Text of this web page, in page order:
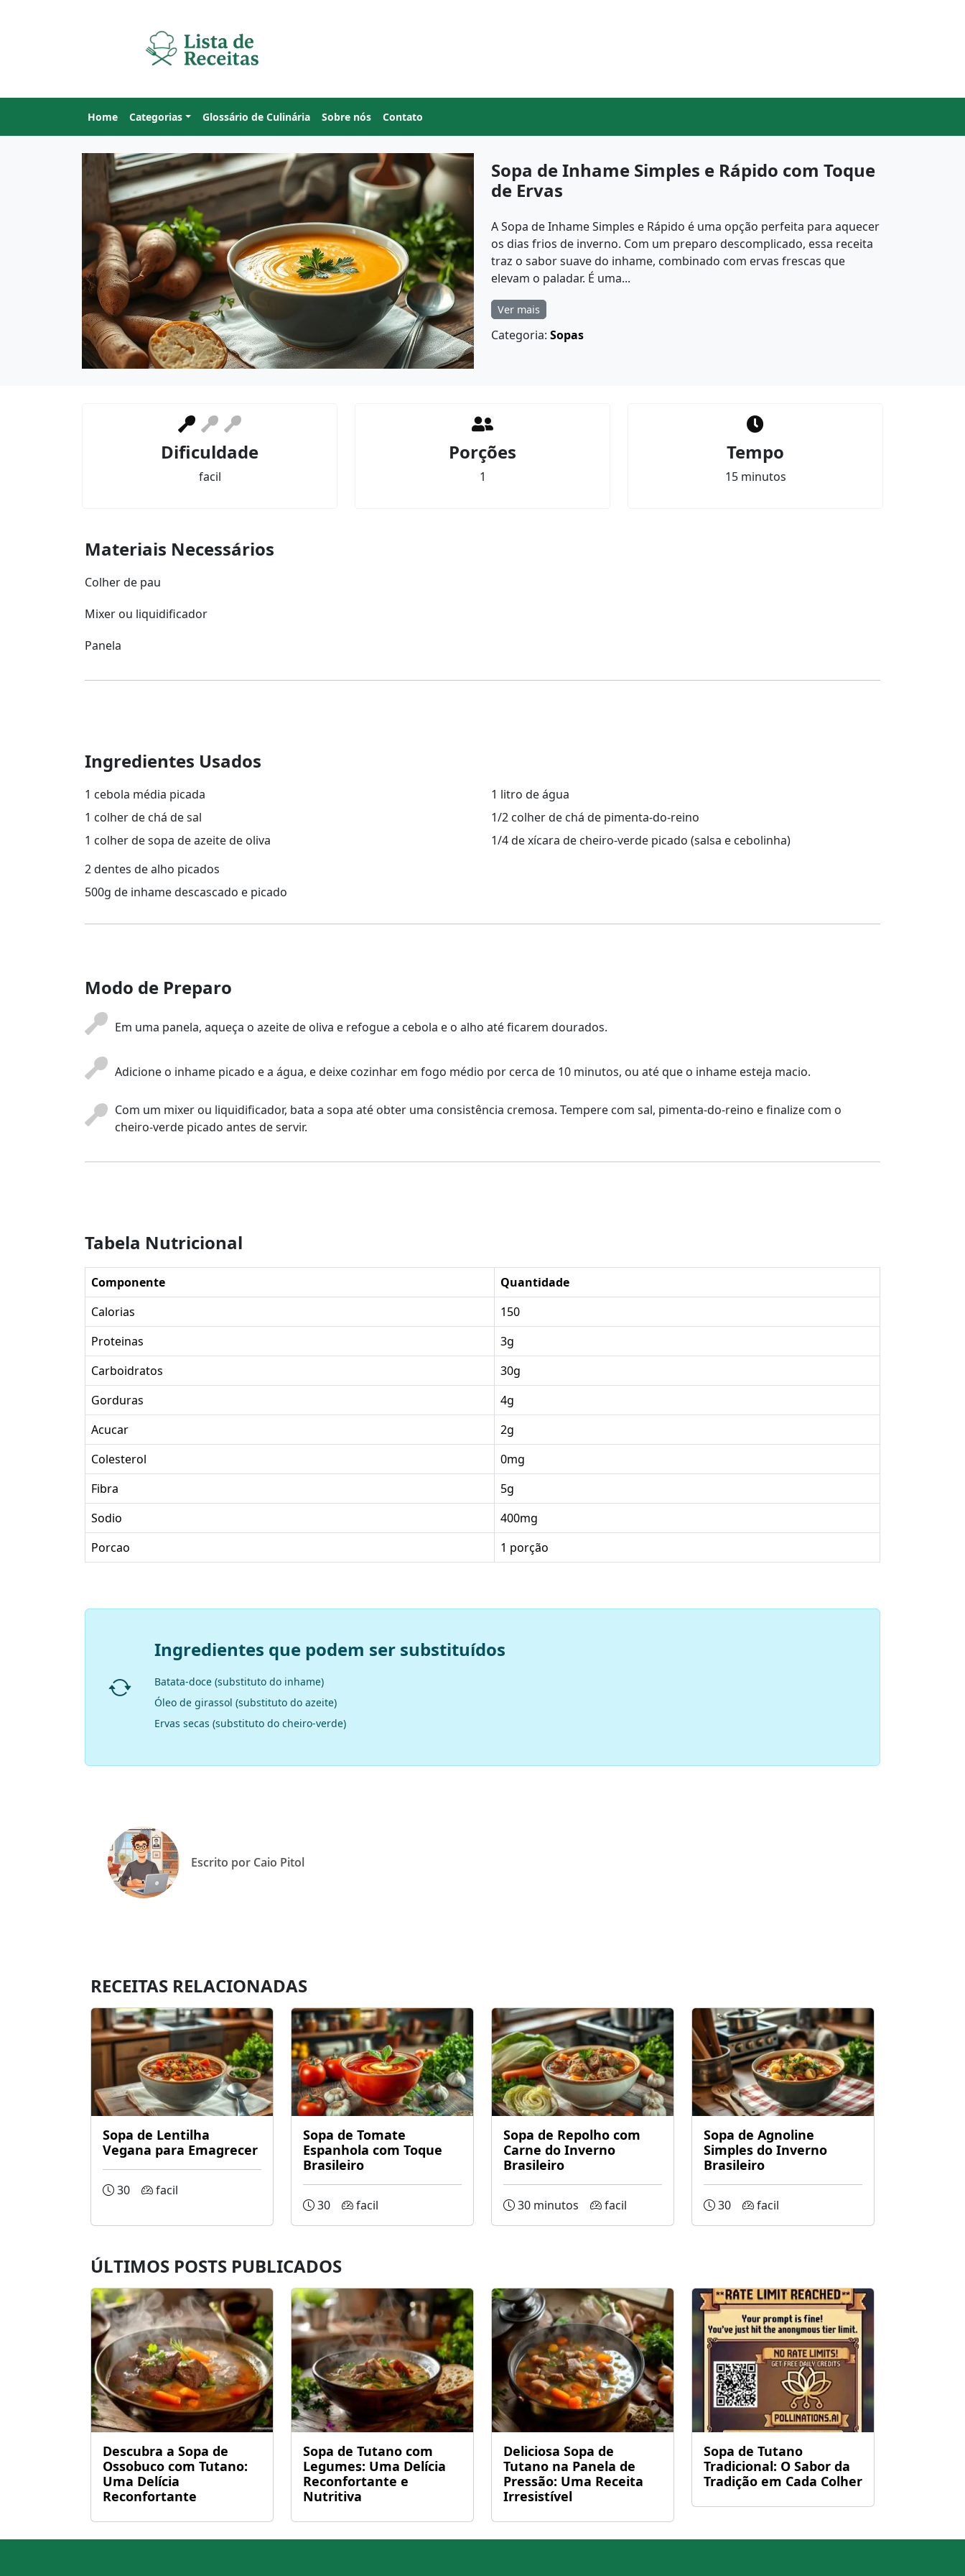
Home Categorias Glossário de Culinária Sobre nós Contato
Sopa de Inhame Simples e Rápido com Toque
de Ervas
A Sopa de Inhame Simples e Rápido é uma opção perfeita para aquecer
os dias frios de inverno. Com um preparo descomplicado, essa receita
traz o sabor suave do inhame, combinado com ervas frescas que
elevam o paladar. É uma...
Ver mais
Categoria: Sopas
Dificuldade
facil
Porções
1
Tempo
15 minutos
Materiais Necessários
Colher de pau
Mixer ou liquidificador
Panela
Ingredientes Usados
1 cebola média picada
1 colher de chá de sal
1 colher de sopa de azeite de oliva
1 litro de água
1/2 colher de chá de pimenta-do-reino
1/4 de xícara de cheiro-verde picado (salsa e cebolinha)
2 dentes de alho picados
500g de inhame descascado e picado
Modo de Preparo
Em uma panela, aqueça o azeite de oliva e refogue a cebola e o alho até ficarem dourados.
Adicione o inhame picado e a água, e deixe cozinhar em fogo médio por cerca de 10 minutos, ou até que o inhame esteja macio.
Com um mixer ou liquidificador, bata a sopa até obter uma consistência cremosa. Tempere com sal, pimenta-do-reino e finalize com o
cheiro-verde picado antes de servir.
Tabela Nutricional
Componente
Quantidade
Calorias
150
Proteinas
3g
Carboidratos
30g
Gorduras
4g
Acucar
2g
Colesterol
0mg
Fibra
5g
Sodio
400mg
Porcao
1 porção
Ingredientes que podem ser substituídos
Batata-doce (substituto do inhame)
Óleo de girassol (substituto do azeite)
Ervas secas (substituto do cheiro-verde)
Escrito por Caio Pitol
RECEITAS RELACIONADAS
Sopa de Lentilha
Vegana para Emagrecer
30 facil
Sopa de Tomate
Espanhola com Toque
Brasileiro
30 facil
Sopa de Repolho com
Carne do Inverno
Brasileiro
30 minutos facil
Sopa de Agnoline
Simples do Inverno
Brasileiro
30 facil
ÚLTIMOS POSTS PUBLICADOS
Descubra a Sopa de
Ossobuco com Tutano:
Uma Delícia
Reconfortante
Sopa de Tutano com
Legumes: Uma Delícia
Reconfortante e
Nutritiva
Deliciosa Sopa de
Tutano na Panela de
Pressão: Uma Receita
Irresistível
Sopa de Tutano
Tradicional: O Sabor da
Tradição em Cada Colher